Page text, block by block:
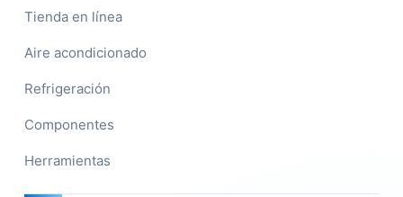
Tienda en línea
Aire acondicionado
Refrigeración
Componentes
Herramientas